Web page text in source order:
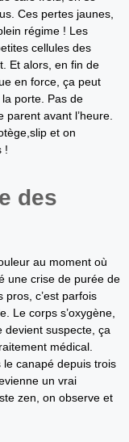
Ces pertes jaunes,
régime ! Les
cellules des
Et alors, en fin de
en force, ça peut
porte. Pas de
parent avant l’heure.
et on
!
des
au moment où
une crise de purée de
c’est parfois
Le corps s’oxygène,
devient suspecte, ça
médical.
le canapé depuis trois
un vrai
zen, on observe et